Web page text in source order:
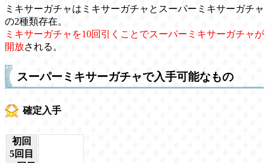
ミキサーガチャはミキサーガチャとスーパーミキサーガチャ
の2種類存在。
ミキサーガチャを10回引くことでスーパーミキサーガチャが
開放される。
スーパーミキサーガチャで入手可能なもの
確定入手
初回
5回目